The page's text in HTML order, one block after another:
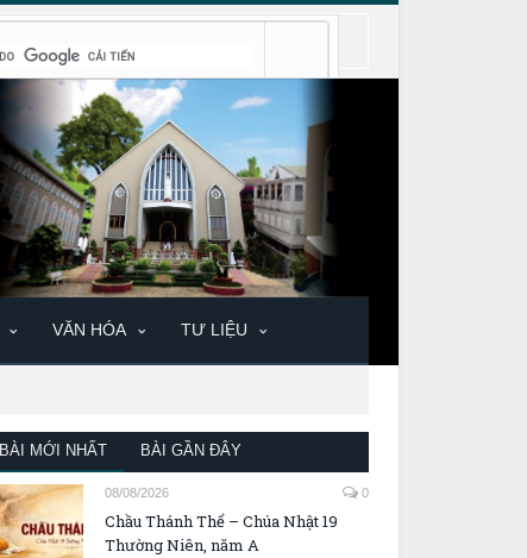
VĂN HÓA TƯ LIỆU
BÀI MỚI NHẤT BÀI GẦN ĐÂY
08/08/2026 0
Chầu Thánh Thể – Chúa Nhật 19
Thường Niên, năm A